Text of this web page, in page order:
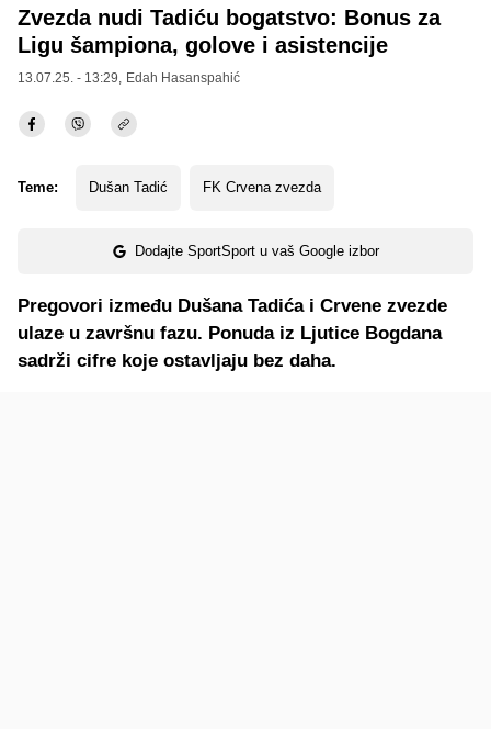
Zvezda nudi Tadiću bogatstvo: Bonus za
Ligu šampiona, golove i asistencije
13.07.25. - 13:29, Edah Hasanspahić
Teme: Dušan Tadić FK Crvena zvezda
Dodajte SportSport u vaš Google izbor
Pregovori između Dušana Tadića i Crvene zvezde
ulaze u završnu fazu. Ponuda iz Ljutice Bogdana
sadrži cifre koje ostavljaju bez daha.